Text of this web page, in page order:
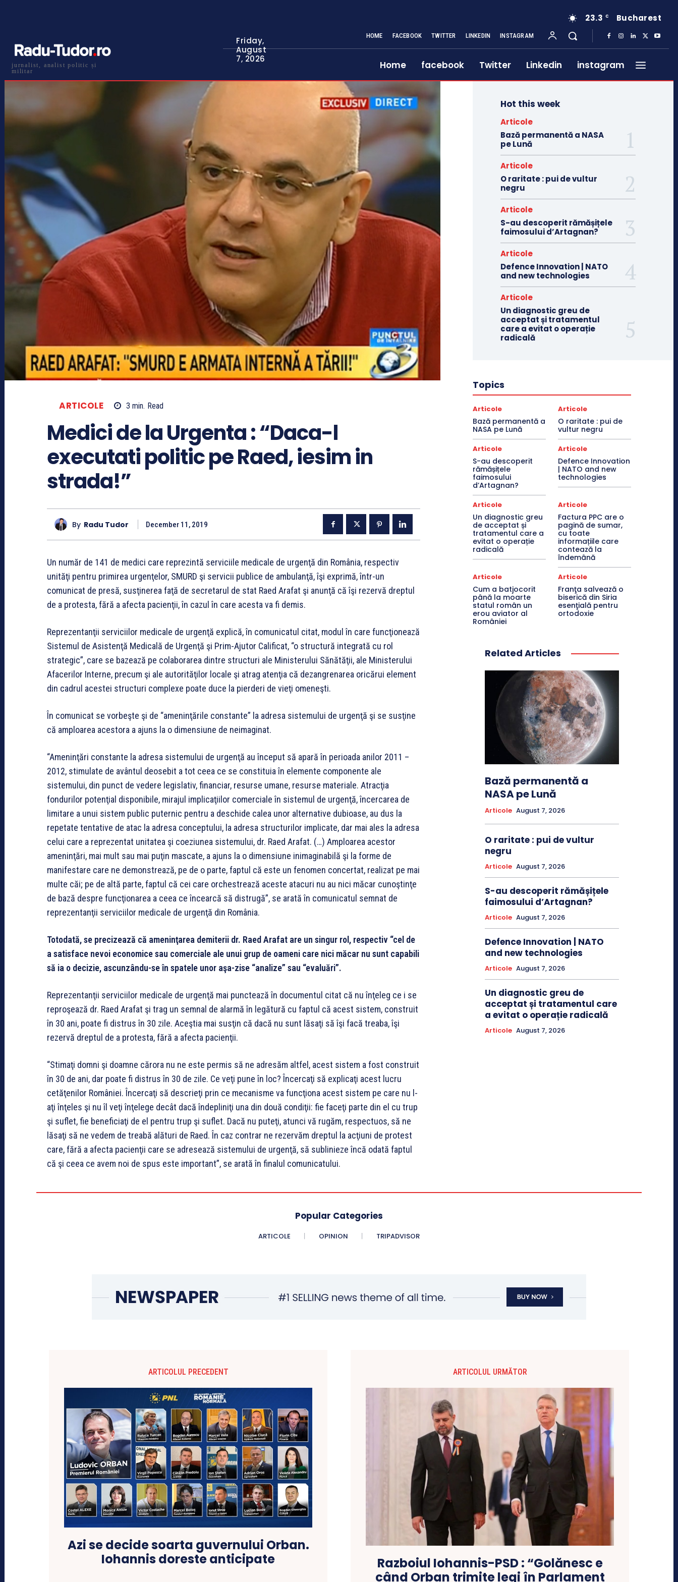
jurnalist, analist politic și
militar
Friday,
August
7, 2026
23.3 C Bucharest
HOME FACEBOOK TWITTER LINKEDIN INSTAGRAM
Home facebook Twitter Linkedin instagram
ARTICOLE 3 min. Read
Medici de la Urgenta : “Daca-l
executati politic pe Raed, iesim in
strada!”
By Radu Tudor December 11, 2019
Un număr de 141 de medici care reprezintă serviciile medicale de urgenţă din România, respectiv
unităţi pentru primirea urgenţelor, SMURD şi servicii publice de ambulanţă, îşi exprimă, într-un
comunicat de presă, susţinerea faţă de secretarul de stat Raed Arafat şi anunţă că îşi rezervă dreptul
de a protesta, fără a afecta pacienţii, în cazul în care acesta va fi demis.
Reprezentanţii serviciilor medicale de urgenţă explică, în comunicatul citat, modul în care funcţionează
Sistemul de Asistenţă Medicală de Urgenţă şi Prim-Ajutor Calificat, “o structură integrată cu rol
strategic”, care se bazează pe colaborarea dintre structuri ale Ministerului Sănătăţii, ale Ministerului
Afacerilor Interne, precum şi ale autorităţilor locale şi atrag atenţia că dezangrenarea oricărui element
din cadrul acestei structuri complexe poate duce la pierderi de vieţi omeneşti.
În comunicat se vorbeşte şi de “ameninţările constante” la adresa sistemului de urgenţă şi se susţine
că amploarea acestora a ajuns la o dimensiune de neimaginat.
“Ameninţări constante la adresa sistemului de urgenţă au început să apară în perioada anilor 2011 –
2012, stimulate de avântul deosebit a tot ceea ce se constituia în elemente componente ale
sistemului, din punct de vedere legislativ, financiar, resurse umane, resurse materiale. Atracţia
fondurilor potenţial disponibile, mirajul implicaţiilor comerciale în sistemul de urgenţă, încercarea de
limitare a unui sistem public puternic pentru a deschide calea unor alternative dubioase, au dus la
repetate tentative de atac la adresa conceptului, la adresa structurilor implicate, dar mai ales la adresa
celui care a reprezentat unitatea şi coeziunea sistemului, dr. Raed Arafat. (…) Amploarea acestor
ameninţări, mai mult sau mai puţin mascate, a ajuns la o dimensiune inimaginabilă şi la forme de
manifestare care ne demonstrează, pe de o parte, faptul că este un fenomen concertat, realizat pe mai
multe căi; pe de altă parte, faptul că cei care orchestrează aceste atacuri nu au nici măcar cunoştinţe
de bază despre funcţionarea a ceea ce încearcă să distrugă”, se arată în comunicatul semnat de
reprezentanţii serviciilor medicale de urgenţă din România.
Totodată, se precizează că ameninţarea demiterii dr. Raed Arafat are un singur rol, respectiv “cel de
a satisface nevoi economice sau comerciale ale unui grup de oameni care nici măcar nu sunt capabili
să ia o decizie, ascunzându-se în spatele unor aşa-zise “analize” sau “evaluări”.
Reprezentanţii serviciilor medicale de urgenţă mai punctează în documentul citat că nu înţeleg ce i se
reproşează dr. Raed Arafat şi trag un semnal de alarmă în legătură cu faptul că acest sistem, construit
în 30 ani, poate fi distrus în 30 zile. Aceştia mai susţin că dacă nu sunt lăsaţi să îşi facă treaba, îşi
rezervă dreptul de a protesta, fără a afecta pacienţii.
“Stimaţi domni şi doamne cărora nu ne este permis să ne adresăm altfel, acest sistem a fost construit
în 30 de ani, dar poate fi distrus în 30 de zile. Ce veţi pune în loc? Încercaţi să explicaţi acest lucru
cetăţenilor României. Încercaţi să descrieţi prin ce mecanisme va funcţiona acest sistem pe care nu l-
aţi înţeles şi nu îl veţi înţelege decât dacă îndepliniţi una din două condiţii: fie faceţi parte din el cu trup
şi suflet, fie beneficiaţi de el pentru trup şi suflet. Dacă nu puteţi, atunci vă rugăm, respectuos, să ne
lăsaţi să ne vedem de treabă alături de Raed. În caz contrar ne rezervăm dreptul la acţiuni de protest
care, fără a afecta pacienţii care se adresează sistemului de urgenţă, să sublinieze încă odată faptul
că şi ceea ce avem noi de spus este important”, se arată în finalul comunicatului.
Hot this week
Articole
Bază permanentă a NASA
pe Lună
Articole
O raritate : pui de vultur
negru
Articole
S-au descoperit rămășițele
faimosului d’Artagnan?
Articole
Defence Innovation | NATO
and new technologies
Articole
Un diagnostic greu de
acceptat și tratamentul
care a evitat o operație
radicală
Topics
Articole
Bază permanentă a
NASA pe Lună
Articole
O raritate : pui de
vultur negru
Articole
S-au descoperit
rămășițele
faimosului
d’Artagnan?
Articole
Defence Innovation
| NATO and new
technologies
Articole
Un diagnostic greu
de acceptat și
tratamentul care a
evitat o operație
radicală
Articole
Factura PPC are o
pagină de sumar,
cu toate
informațiile care
contează la
îndemână
Articole
Cum a batjocorit
până la moarte
statul român un
erou aviator al
României
Articole
Franţa salvează o
biserică din Siria
esenţială pentru
ortodoxie
Related Articles
Bază permanentă a
NASA pe Lună
Articole August 7, 2026
O raritate : pui de vultur
negru
Articole August 7, 2026
S-au descoperit rămășițele
faimosului d’Artagnan?
Articole August 7, 2026
Defence Innovation | NATO
and new technologies
Articole August 7, 2026
Un diagnostic greu de
acceptat și tratamentul care
a evitat o operație radicală
Articole August 7, 2026
Popular Categories
ARTICOLE OPINION TRIPADVISOR
ARTICOLUL PRECEDENT
Azi se decide soarta guvernului Orban.
Iohannis doreste anticipate
ARTICOLUL URMĂTOR
Razboiul Iohannis-PSD : “Golănesc e
când Orban trimite legi în Parlament